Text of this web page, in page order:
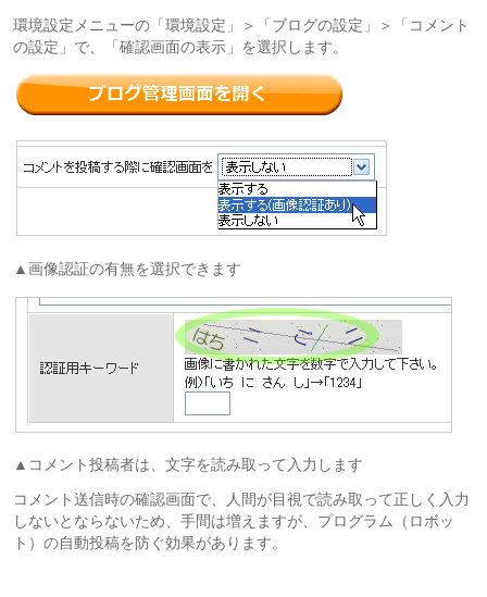
環境設定メニューの「環境設定」＞「ブログの設定」＞「コメント
の設定」で、「確認画面の表示」を選択します。
▲画像認証の有無を選択できます
▲コメント投稿者は、文字を読み取って入力します
コメント送信時の確認画面で、人間が目視で読み取って正しく入力
しないとならないため、手間は増えますが、プログラム（ロボッ
ト）の自動投稿を防ぐ効果があります。